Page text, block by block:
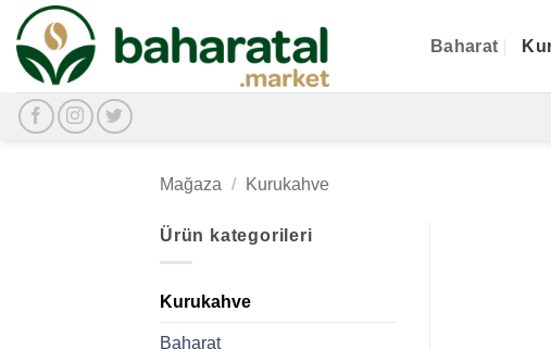
İçeriğe
atla
Baharat
Mağaza / Kurukahve
Ürün kategorileri
Kurukahve
Baharat